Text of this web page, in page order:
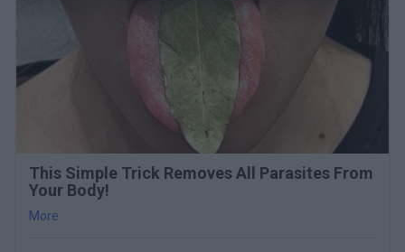
This Simple Trick Removes All Parasites From
Your Body!
More